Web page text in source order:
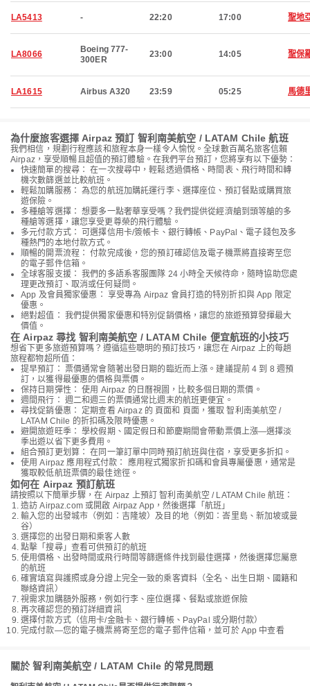
LA5413 - 22:20 17:00 聖地
LA8066
Boeing 777-
300ER
23:00 14:05 聖保
LA1615 Airbus A320 23:59 05:25 馬德
為什麼旅客選擇 Airpaz 預訂 智利南美航空 / LATAM Chile 航班
我們相信，規劃行程應該和旅程本身一樣令人愉悅。全球數百萬名旅客信賴
Airpaz，享受順暢且超值的預訂體驗。在我們平台預訂，您將享有以下優勢：
快速簡單的搜尋： 在一次搜尋中，輕鬆透過價格、時間表、飛行時間和轉
機次數篩選並比較航班。
輕鬆加購服務： 為您的航班加購託運行李、選擇座位、預訂餐點或購買旅
遊保險。
多種艙等選擇： 想要多一點奢華享受嗎？我們提供從經濟艙到頭等艙的多
種艙等選擇，讓您享受更尊榮的飛行體驗。
多元付款方式： 可選擇信用卡/簽帳卡、銀行轉帳、PayPal、電子錢包及多
種熱門的本地付款方式。
順暢的開票流程： 付款完成後，您的預訂確認信及電子機票將直接寄至您
的電子郵件信箱。
全球客服支援： 我們的多語系客服團隊 24 小時全天候待命，隨時協助您處
理更改預訂、取消或任何疑問。
App 及會員獨家優惠： 享受專為 Airpaz 會員打造的特別折扣與 App 限定
優惠。
絕對超值： 我們提供獨家優惠和特別促銷價格，讓您的旅遊預算發揮最大
價值。
在 Airpaz 尋找 智利南美航空 / LATAM Chile 便宜航班的小技巧
想省下更多旅遊預算嗎？遵循這些聰明的預訂技巧，讓您在 Airpaz 上的每趟
旅程都物超所值：
提早預訂： 票價通常會隨著出發日期的臨近而上漲。建議提前 4 到 8 週預
訂，以獲得最優惠的價格與票價。
保持日期彈性： 使用 Airpaz 的日曆視圖，比較多個日期的票價。
週間飛行： 週二和週三的票價通常比週末的航班更便宜。
尋找促銷優惠： 定期查看 Airpaz 的 頁面和 頁面，獲取 智利南美航空 /
LATAM Chile 的折扣碼及限時優惠。
避開旅遊旺季： 學校假期、國定假日和節慶期間會帶動票價上漲—選擇淡
季出遊以省下更多費用。
組合預訂更划算： 在同一筆訂單中同時預訂航班與住宿，享受更多折扣。
使用 Airpaz 應用程式付款： 應用程式獨家折扣碼和會員專屬優惠，通常是
獲取較低航班票價的最佳途徑。
如何在 Airpaz 預訂航班
請按照以下簡單步驟，在 Airpaz 上預訂 智利南美航空 / LATAM Chile 航班：
造訪 Airpaz.com 或開啟 Airpaz App，然後選擇「航班」
輸入您的出發城市（例如：吉隆坡）及目的地（例如：峇里島、新加坡或曼
谷）
選擇您的出發日期和乘客人數
點擊「搜尋」查看可供預訂的航班
使用價格、出發時間或飛行時間等篩選條件找到最佳選擇，然後選擇您屬意
的航班
確實填寫與護照或身分證上完全一致的乘客資料（全名、出生日期、國籍和
聯絡資訊）
視需求加購額外服務，例如行李、座位選擇、餐點或旅遊保險
再次確認您的預訂詳細資訊
選擇付款方式（信用卡/金融卡、銀行轉帳、PayPal 或分期付款）
完成付款—您的電子機票將寄至您的電子郵件信箱，並可於 App 中查看
關於 智利南美航空 / LATAM Chile 的常見問題